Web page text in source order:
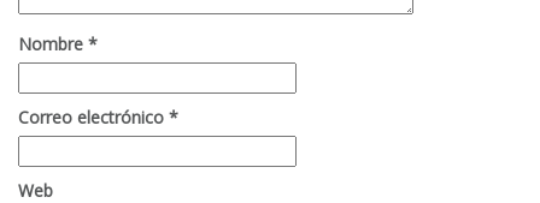
Nombre *
Correo electrónico *
Web